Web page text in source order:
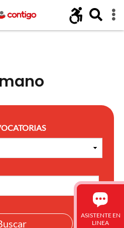
ASISTENTE EN
LINEA